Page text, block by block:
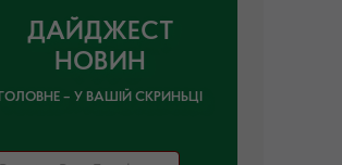
ДАЙДЖЕСТ
НОВИН
ГОЛОВНЕ – У ВАШІЙ СКРИНЬЦІ